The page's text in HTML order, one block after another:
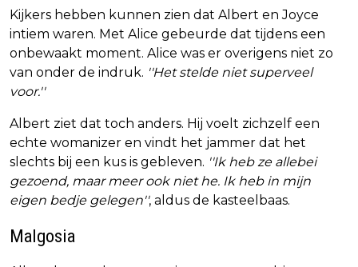
Kijkers hebben kunnen zien dat Albert en Joyce
intiem waren. Met Alice gebeurde dat tijdens een
onbewaakt moment. Alice was er overigens niet zo
van onder de indruk. ''Het stelde niet superveel
voor.''
Albert ziet dat toch anders. Hij voelt zichzelf een
echte womanizer en vindt het jammer dat het
slechts bij een kus is gebleven. ''Ik heb ze allebei
gezoend, maar meer ook niet he. Ik heb in mijn
eigen bedje gelegen'', aldus de kasteelbaas.
Malgosia